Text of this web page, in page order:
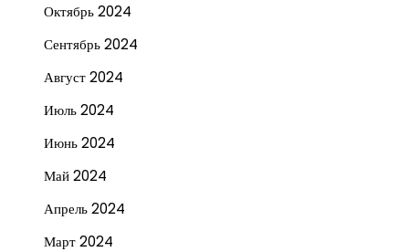
Октябрь 2024
Сентябрь 2024
Август 2024
Июль 2024
Июнь 2024
Май 2024
Апрель 2024
Март 2024